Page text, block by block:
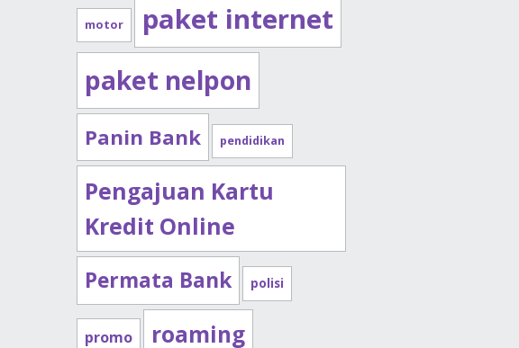
motor paket internet
paket nelpon
Panin Bank pendidikan
Pengajuan Kartu
Kredit Online
Permata Bank polisi
promo roaming